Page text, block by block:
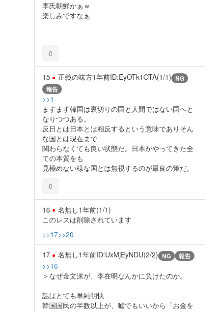
李氏朝鮮かぁｗ
楽しみですなぁ
0
15 正義の味方1年前ID:EyOTk1OTA(1/1) NG
報告
>>1
ますます韓国は裏切りの国と人間ではない国へと
なりつつある。
反日とは日本とは相反するという意味でありそん
な国とは現在まで
関わらなくても良い状態だ。日本がやってきた全
ての本質をも
見極めない様な国とは無視するのが最良の策だ。
0
16 名無し1年前(1/1)
このレスは削除されています
>>17>>20
17 名無し1年前ID:UxMjEyNDU(2/2) NG 報告
>>16
＞なぜ金文洙が、李在明なんかに負けたのか。
話はとても単純明快
韓国国民の半数以上が、嘘でもいいから「お金を